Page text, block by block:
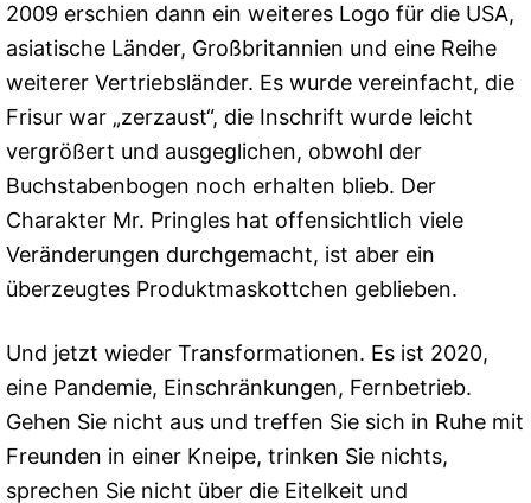
2009 erschien dann ein weiteres Logo für die USA,
asiatische Länder, Großbritannien und eine Reihe
weiterer Vertriebsländer. Es wurde vereinfacht, die
Frisur war „zerzaust“, die Inschrift wurde leicht
vergrößert und ausgeglichen, obwohl der
Buchstabenbogen noch erhalten blieb. Der
Charakter Mr. Pringles hat offensichtlich viele
Veränderungen durchgemacht, ist aber ein
überzeugtes Produktmaskottchen geblieben.
Und jetzt wieder Transformationen. Es ist 2020,
eine Pandemie, Einschränkungen, Fernbetrieb.
Gehen Sie nicht aus und treffen Sie sich in Ruhe mit
Freunden in einer Kneipe, trinken Sie nichts,
sprechen Sie nicht über die Eitelkeit und